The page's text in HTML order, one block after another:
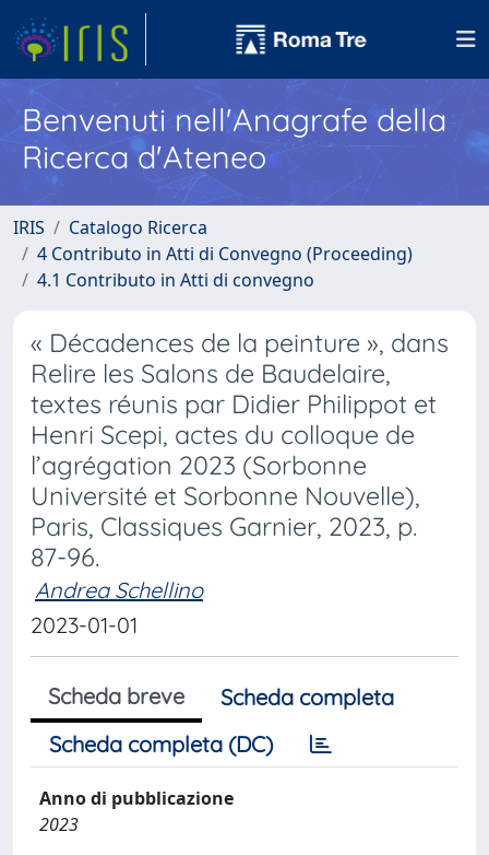
Benvenuti nell'Anagrafe della
Ricerca d'Ateneo
IRIS
Catalogo Ricerca
4 Contributo in Atti di Convegno (Proceeding)
4.1 Contributo in Atti di convegno
« Décadences de la peinture », dans
Relire les Salons de Baudelaire,
textes réunis par Didier Philippot et
Henri Scepi, actes du colloque de
l’agrégation 2023 (Sorbonne
Université et Sorbonne Nouvelle),
Paris, Classiques Garnier, 2023, p.
87-96.
Andrea Schellino
2023-01-01
Scheda breve
Scheda completa
Scheda completa (DC)
Anno di pubblicazione
2023